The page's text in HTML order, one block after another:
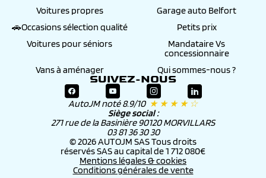
Voitures propres
Garage auto Belfort
🚗Occasions sélection qualité
Petits prix
Voitures pour séniors
Mandataire Vs
concessionnaire
Vans à aménager
Qui sommes-nous ?
SUIVEZ-NOUS
AutoJM noté 8.9/10 ★ ★ ★ ★ ☆
Siège social :
271 rue de la Basinière 90120 MORVILLARS
03 81 36 30 30
© 2026 AUTOJM SAS Tous droits
réservés SAS au capital de 1 712 080€
Mentions légales & cookies
Conditions générales de vente